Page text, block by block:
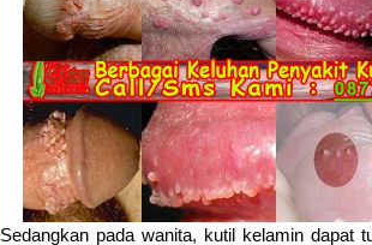
Sedangkan pada wanita, kutil kelamin dapat